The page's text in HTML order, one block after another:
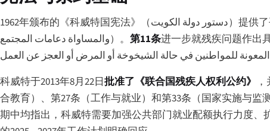
1962年颁布的《科威特国宪法》（دستور دولة الكويت）提供
والمساواة دعامات المجتمع）。 第11条进一步就残疾问题作出
المعونة للمواطنين في حالة الشيخوخة أو المرض أو العجز عن العمل
科威特于2013年8月22日批准了《联合国残疾人权利公约》
合教育）、第27条（工作与就业）和第33条（国家实施与监
期中均指出，科威特需要加强公共部门就业配额执行力度